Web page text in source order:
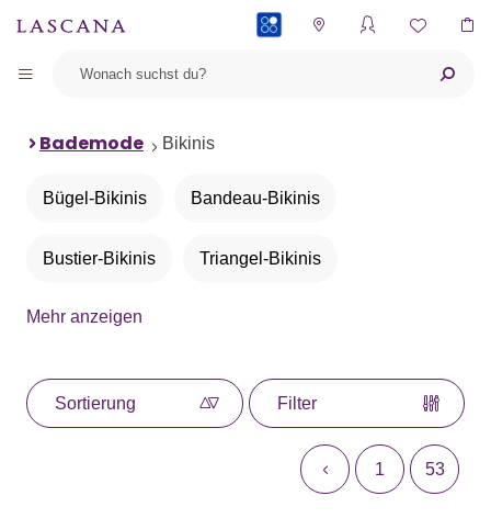
Bademode Bikinis
Bügel-Bikinis Bandeau-Bikinis
Bustier-Bikinis Triangel-Bikinis
Push-up-Bikinis
Bügel-Bandeau-Bikinis Bikini-Sets
Mehr anzeigen
Sortierung Filter
1 53